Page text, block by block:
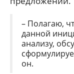
– Полагаю,
данной
анализу,
он.